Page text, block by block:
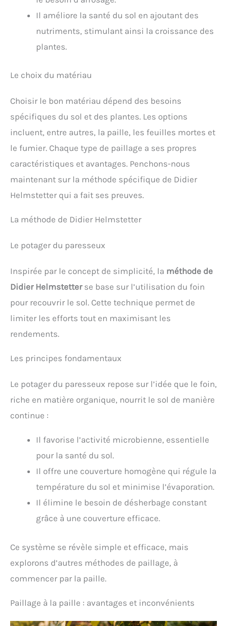
Il améliore la santé du sol en ajoutant des
nutriments, stimulant ainsi la croissance des
plantes.
Le choix du matériau
Choisir le bon matériau dépend des besoins
spécifiques du sol et des plantes. Les options
incluent, entre autres, la paille, les feuilles mortes et
le fumier. Chaque type de paillage a ses propres
caractéristiques et avantages. Penchons-nous
maintenant sur la méthode spécifique de Didier
Helmstetter qui a fait ses preuves.
La méthode de Didier Helmstetter
Le potager du paresseux
Inspirée par le concept de simplicité, la méthode de
Didier Helmstetterse base sur l’utilisation du foin
pour recouvrir le sol. Cette technique permet de
limiter les efforts tout en maximisant les
rendements.
Les principes fondamentaux
Le potager du paresseux repose sur l’idée que le foin,
riche en matière organique, nourrit le sol de manière
continue :
Il favorise l’activité microbienne, essentielle
pour la santé du sol.
Il offre une couverture homogène qui régule la
température du sol et minimise l’évaporation.
Il élimine le besoin de désherbage constant
grâce à une couverture efficace.
Ce système se révèle simple et efficace, mais
explorons d’autres méthodes de paillage, à
commencer par la paille.
Paillage à la paille : avantages et inconvénients